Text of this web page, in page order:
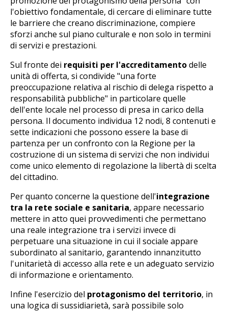
l'obiettivo fondamentale, di cercare di eliminare tutte
le barriere che creano discriminazione, compiere
sforzi anche sul piano culturale e non solo in termini
di servizi e prestazioni.
Sul fronte dei requisiti per l'accreditamentodelle
unità di offerta, si condivide "una forte
preoccupazione relativa al rischio di delega rispetto a
responsabilità pubbliche" in particolare quelle
dell'ente locale nel processo di presa in carico della
persona. Il documento individua 12 nodi, 8 contenuti e
sette indicazioni che possono essere la base di
partenza per un confronto con la Regione per la
costruzione di un sistema di servizi che non individui
come unico elemento di regolazione la libertà di scelta
del cittadino.
Per quanto concerne la questione dell'integrazione
tra la rete sociale e sanitaria, appare necessario
mettere in atto quei provvedimenti che permettano
una reale integrazione tra i servizi invece di
perpetuare una situazione in cui il sociale appare
subordinato al sanitario, garantendo innanzitutto
l'unitarietà di accesso alla rete e un adeguato servizio
di informazione e orientamento.
Infine l'esercizio del protagonismo del territorio, in
una logica di sussidiarietà, sarà possibile solo